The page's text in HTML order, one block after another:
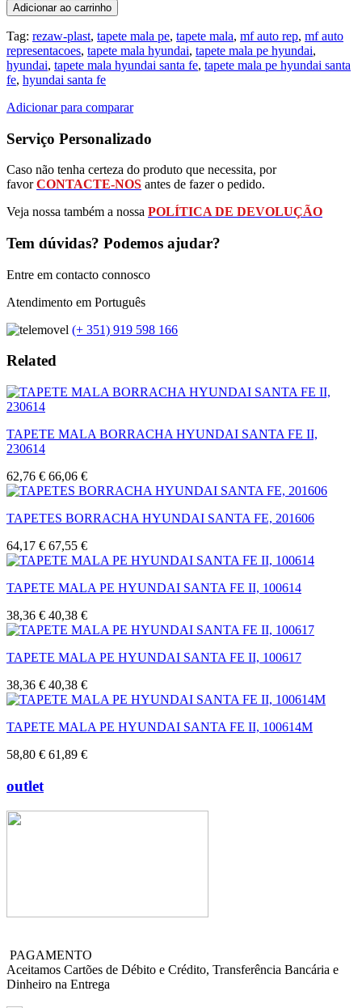
Adicionar ao carrinho
Tag: rezaw-plast, tapete mala pe, tapete mala, mf auto rep, mf auto
representacoes, tapete mala hyundai, tapete mala pe hyundai,
hyundai, tapete mala hyundai santa fe, tapete mala pe hyundai santa
fe, hyundai santa fe
Adicionar para comparar
Serviço Personalizado
Caso não tenha certeza do produto que necessita, por
favorCONTACTE-NOS antes de fazer o pedido.
Veja nossa também a nossa POLÍTICA DE DEVOLUÇÃO
Tem dúvidas? Podemos ajudar?
Entre em contacto connosco
Atendimento em Português
(+ 351) 919 598 166
Related
TAPETE MALA BORRACHA HYUNDAI SANTA FE II,
230614
62,76 € 66,06 €
TAPETES BORRACHA HYUNDAI SANTA FE, 201606
64,17 € 67,55 €
TAPETE MALA PE HYUNDAI SANTA FE II, 100614
38,36 € 40,38 €
TAPETE MALA PE HYUNDAI SANTA FE II, 100617
38,36 € 40,38 €
TAPETE MALA PE HYUNDAI SANTA FE II, 100614M
58,80 € 61,89 €
outlet
PAGAMENTO
Aceitamos Cartões de Débito e Crédito, Transferência Bancária e
Dinheiro na Entrega